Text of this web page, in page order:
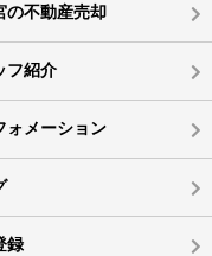
の不動産売却
フ紹介
ォメーション
録